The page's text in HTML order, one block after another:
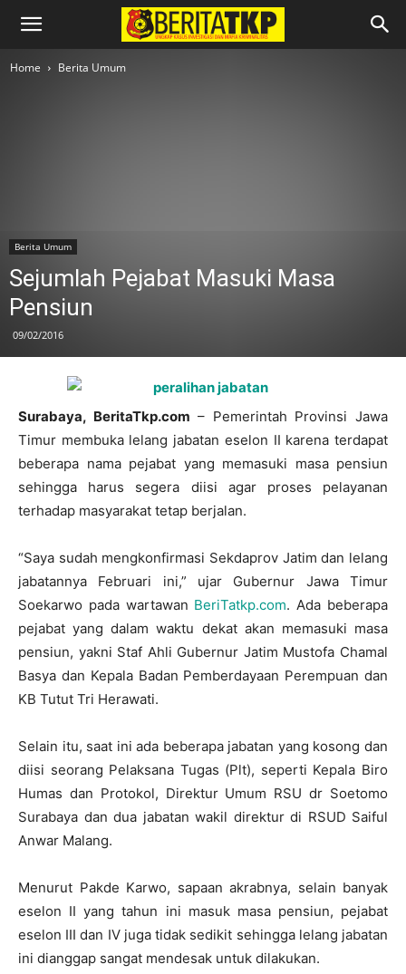
Home Berita Umum
Berita Umum
Sejumlah Pejabat Masuki Masa
Pensiun
09/02/2016
Surabaya, BeritaTkp.com – Pemerintah Provinsi Jawa
Timur membuka lelang jabatan eselon II karena terdapat
beberapa nama pejabat yang memasuki masa pensiun
sehingga harus segera diisi agar proses pelayanan
terhadap masyarakat tetap berjalan.
“Saya sudah mengkonfirmasi Sekdaprov Jatim dan lelang
jabatannya Februari ini,” ujar Gubernur Jawa Timur
Soekarwo pada wartawan BeriTatkp.com. Ada beberapa
pejabat yang dalam waktu dekat akan memasuki masa
pensiun, yakni Staf Ahli Gubernur Jatim Mustofa Chamal
Basya dan Kepala Badan Pemberdayaan Perempuan dan
KB Tutut Tri Herawati.
Selain itu, saat ini ada beberapa jabatan yang kosong dan
diisi seorang Pelaksana Tugas (Plt), seperti Kepala Biro
Humas dan Protokol, Direktur Umum RSU dr Soetomo
Surabaya dan dua jabatan wakil direktur di RSUD Saiful
Anwar Malang.
Menurut Pakde Karwo, sapaan akrabnya, selain banyak
eselon II yang tahun ini masuk masa pensiun, pejabat
eselon III dan IV juga tidak sedikit sehingga lelang jabatan
ini dianggap sangat mendesak untuk dilakukan.